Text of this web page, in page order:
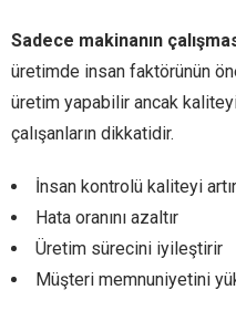
Sadece makinanın
üretimde insan faktörünün
üretim yapabilir ancak
çalışanların dikkatidir.
İnsan kontrolü kaliteyi
Hata oranını azaltır
Üretim sürecini iyileştirir
Müşteri memnuniyetini